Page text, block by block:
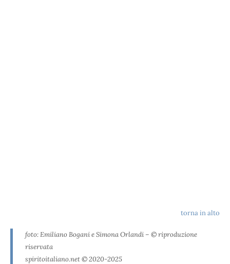
torna in alto
foto: Emiliano Bogani e Simona Orlandi – © riproduzione
riservata
spiritoitaliano.net © 2020-2025